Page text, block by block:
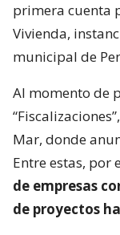
primera cuenta
Vivienda,
municipal de
Al momento de
Mar, donde
Entre estas, por
de empresas
de proyectos